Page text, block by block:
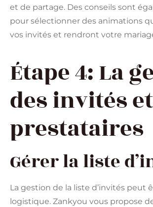
et de partage. Des conseils sont
pour sélectionner des animations
vos invités et rendront votre
Étape 4: La
des invités
prestataires
Gérer la liste
La gestion de la liste d’invités peut
logistique. Zankyou vous propose